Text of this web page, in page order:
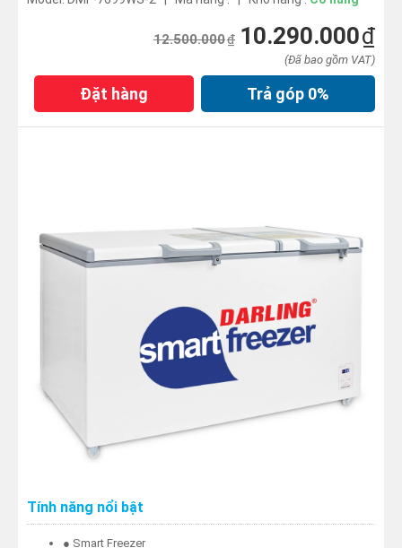
12.500.000₫ 10.290.000₫
(Đã bao gồm VAT)
Trả góp 0%
Đặt hàng
Tính năng nổi bật
● Smart Freezer